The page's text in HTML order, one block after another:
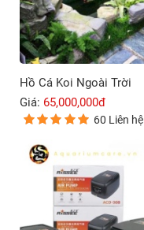
Hồ Cá Koi Ngoài Trời
Giá: 65,000,000đ
60 Liên hệ